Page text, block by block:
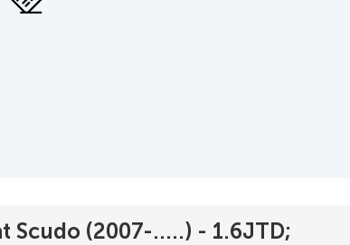
Scudo (2007-.....) - 1.6JTD;